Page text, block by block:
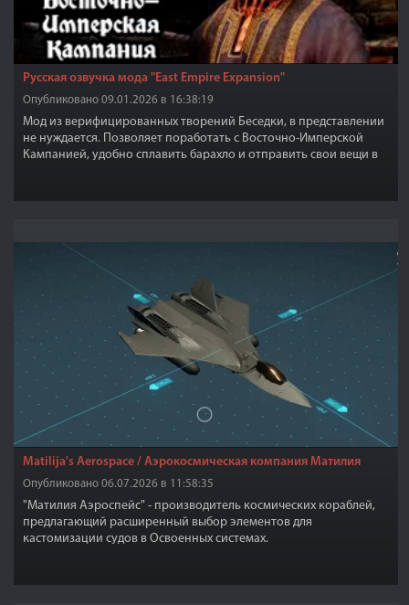
Русская озвучка мода "East Empire Expansion"
Опубликовано 09.01.2026 в 16:38:19
Мод из верифицированных творений Беседки, в представлении
не нуждается. Позволяет поработать с Восточно-Имперской
Кампанией, удобно сплавить барахло и отправить свои вещи в
Matilija's Aerospace / Аэрокосмическая компания Матилия
Опубликовано 06.07.2026 в 11:58:35
"Матилия Аэроспейс" - производитель космических кораблей,
предлагающий расширенный выбор элементов для
кастомизации судов в Освоенных системах.